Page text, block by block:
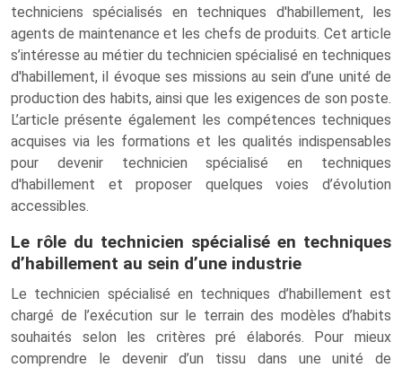
techniciens spécialisés en techniques d'habillement, les
agents de maintenance et les chefs de produits. Cet article
s’intéresse au métier du technicien spécialisé en techniques
d'habillement, il évoque ses missions au sein d’une unité de
production des habits, ainsi que les exigences de son poste.
L’article présente également les compétences techniques
acquises via les formations et les qualités indispensables
pour devenir technicien spécialisé en techniques
d'habillement et proposer quelques voies d’évolution
accessibles.
Le rôle du technicien spécialisé en techniques
d’habillement au sein d’une industrie
Le technicien spécialisé en techniques d’habillement est
chargé de l’exécution sur le terrain des modèles d’habits
souhaités selon les critères pré élaborés. Pour mieux
comprendre le devenir d’un tissu dans une unité de